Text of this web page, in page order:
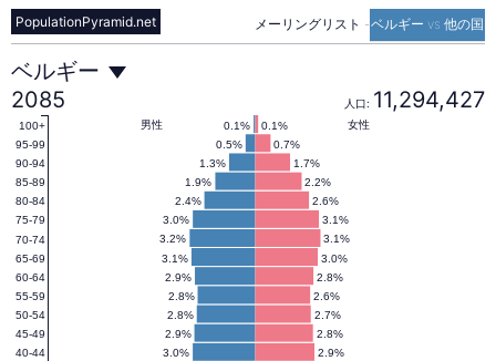
メーリングリスト -ベルギー vs 他の国
PopulationPyramid.net
ベ
ル
ギ
ー
の
ベルギー
2085
人口: 11,294,427
2.9%
3.0%
2.8%
2.9%
2.7%
2.8%
2.6%
2.8%
2.8%
2.9%
3.0%
3.1%
3.1%
3.2%
3.1%
3.0%
2.6%
2.4%
2.2%
1.9%
1.7%
1.3%
0.7%
0.5%
0.1%
0.1% 女性
男性
40-44
45-49
50-54
55-59
60-64
65-69
70-74
75-79
80-84
85-89
90-94
95-99
100+